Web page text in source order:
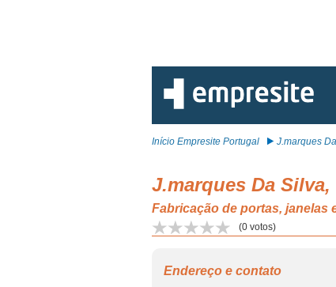
Início Empresite Portugal J.marques
J.marques Da
Fabricação de portas, janelas
(0 votos)
Endereço e contato